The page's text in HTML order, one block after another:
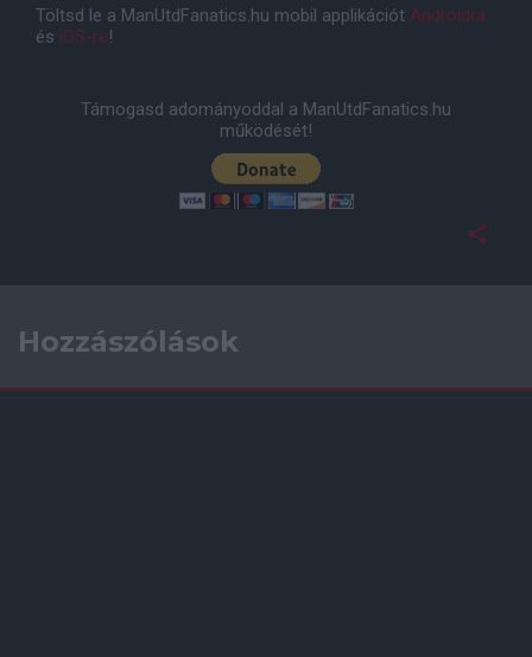
Töltsd le a ManUtdFanatics.hu mobil applikációt Androidra
és iOS-re!
Támogasd adományoddal a ManUtdFanatics.hu
működését!
Hozzászólások